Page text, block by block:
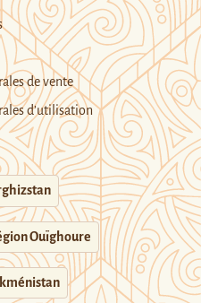
de vente
d’utilisation
Ouïghoure